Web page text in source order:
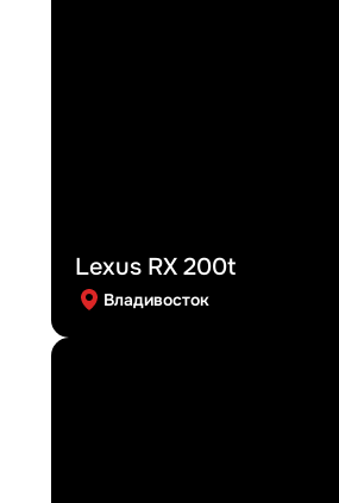
Lexus RX 200t
Владивосток